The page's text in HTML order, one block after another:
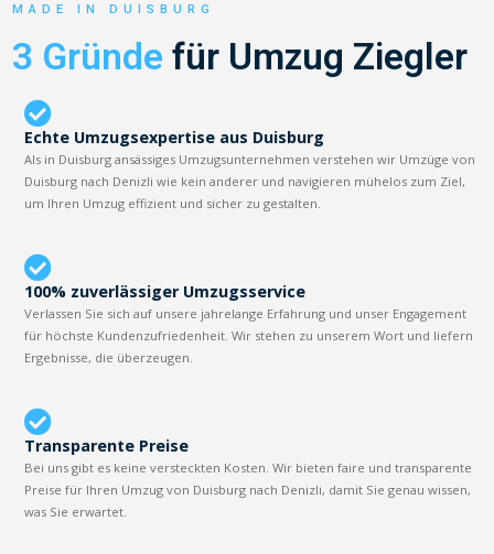
MADE IN DUISBURG
3 Gründe für Umzug Ziegler
Echte Umzugsexpertise aus Duisburg
Als in Duisburg ansässiges Umzugsunternehmen verstehen wir Umzüge von
Duisburg nach Denizli wie kein anderer und navigieren mühelos zum Ziel,
um Ihren Umzug effizient und sicher zu gestalten.
100% zuverlässiger Umzugsservice
Verlassen Sie sich auf unsere jahrelange Erfahrung und unser Engagement
für höchste Kundenzufriedenheit. Wir stehen zu unserem Wort und liefern
Ergebnisse, die überzeugen.
Transparente Preise
Bei uns gibt es keine versteckten Kosten. Wir bieten faire und transparente
Preise für Ihren Umzug von Duisburg nach Denizli, damit Sie genau wissen,
was Sie erwartet.